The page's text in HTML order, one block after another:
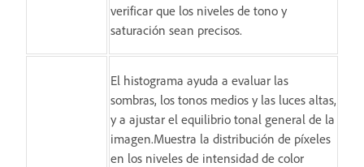
verificar que los niveles de tono y
saturación sean precisos.
El histograma ayuda a evaluar las
sombras, los tonos medios y las luces altas,
y a ajustar el equilibrio tonal general de la
imagen.Muestra la distribución de píxeles
en los niveles de intensidad de color